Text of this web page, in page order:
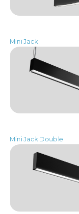
Mini Jack
Mini Jack Double